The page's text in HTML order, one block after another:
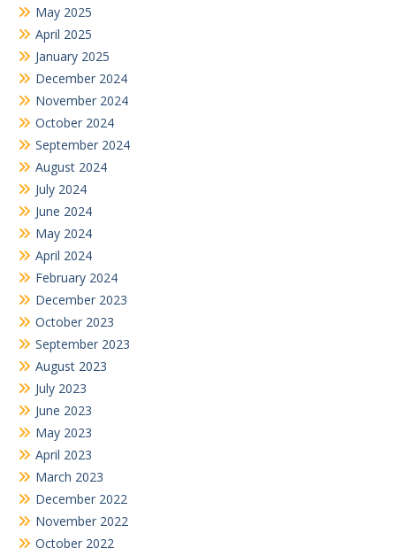
May 2025
April 2025
January 2025
December 2024
November 2024
October 2024
September 2024
August 2024
July 2024
June 2024
May 2024
April 2024
February 2024
December 2023
October 2023
September 2023
August 2023
July 2023
June 2023
May 2023
April 2023
March 2023
December 2022
November 2022
October 2022